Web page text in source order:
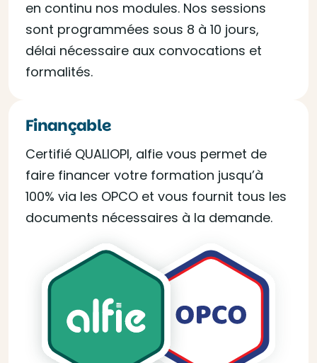
en continu nos modules. Nos sessions
sont programmées sous 8 à 10 jours,
délai nécessaire aux convocations et
formalités.
Finançable
Certifié QUALIOPI, alfie vous permet de
faire financer votre formation jusqu’à
100% via les OPCO et vous fournit tous les
documents nécessaires à la demande.